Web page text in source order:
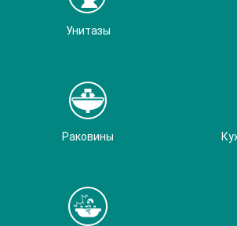
Унитазы
Раковины